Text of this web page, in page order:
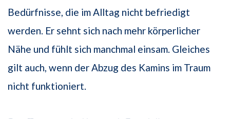
Bedürfnisse, die im Alltag nicht befriedigt
werden. Er sehnt sich nach mehr körperlicher
Nähe und fühlt sich manchmal einsam. Gleiches
gilt auch, wenn der Abzug des Kamins im Traum
nicht funktioniert.